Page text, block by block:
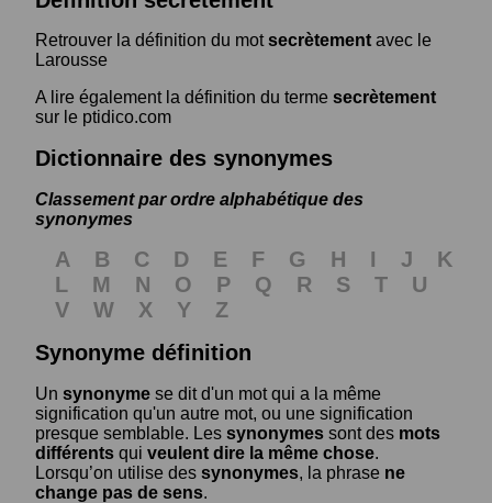
Retrouver la définition du motsecrètement avec le
Larousse
A lire également la définition du terme secrètement
sur le ptidico.com
Dictionnaire des synonymes
Classement par ordre alphabétique des
synonymes
A B C D E F G H I J
K
L
M N O P Q R S T
U
V
W X Y
Z
Synonyme définition
Un synonyme se dit d'un mot qui a la même
signification qu'un autre mot, ou une signification
presque semblable. Les synonymes sont des mots
différents qui veulent dire la même chose.
Lorsqu’on utilise des synonymes, la phrase ne
change pas de sens.